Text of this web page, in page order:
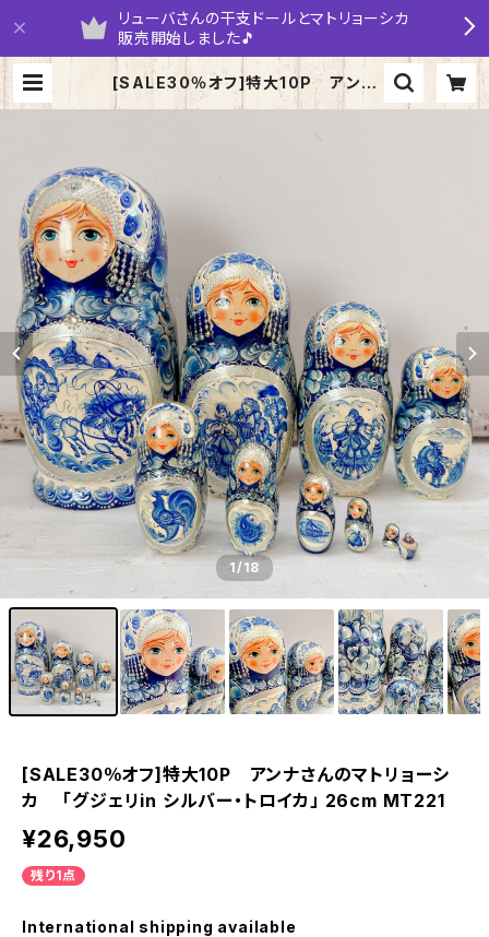
リューバさんの干支ドールとマトリョーシカ
販売開始しました🎵
[SALE30％オフ]特大10P アンナ
さんのマトリョーシカ 「グジェリin
1/18
[SALE30％オフ]特大10P アンナさんのマトリョーシ
カ 「グジェリin シルバー・トロイカ」 26cm MT221
¥26,950
残り1点
International shipping available